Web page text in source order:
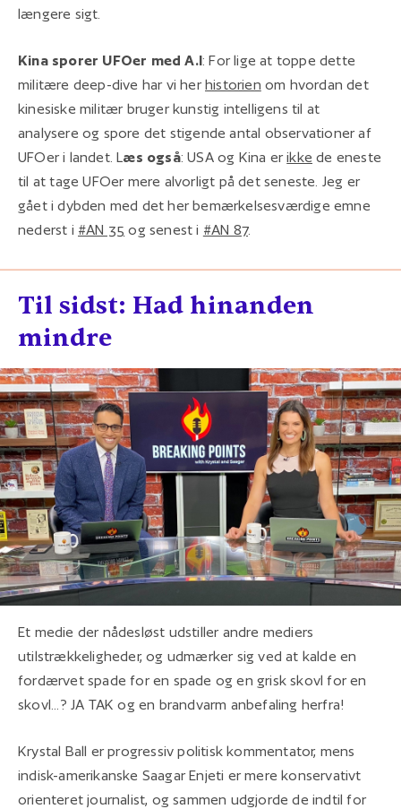
længere sigt.
Kina sporer UFOer med A.I: For lige at toppe dette
militære deep-dive har vi herhistorien om hvordan det
kinesiske militær bruger kunstig intelligens til at
analysere og spore det stigende antal observationer af
UFOer i landet. Læs også: USA og Kina erikke de eneste
til at tage UFOer mere alvorligt på det seneste. Jeg er
gået i dybden med det her bemærkelsesværdige emne
nederst i #AN 35 og senest i #AN 87.
Til sidst: Had hinanden
mindre
Et medie der nådesløst udstiller andre mediers
utilstrækkeligheder, og udmærker sig ved at kalde en
fordærvet spade for en spade og en grisk skovl for en
skovl...? JA TAK og en brandvarm anbefaling herfra!
Krystal Ball er progressiv politisk kommentator, mens
indisk-amerikanske Saagar Enjeti er mere konservativt
orienteret journalist, og sammen udgjorde de indtil for